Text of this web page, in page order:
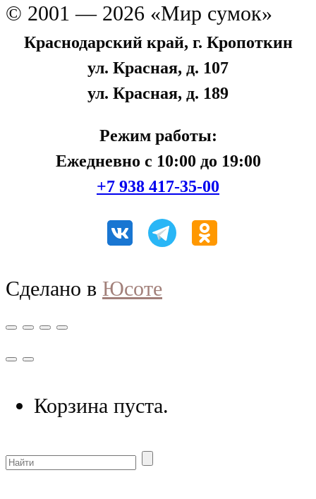
© 2001 — 2026 «Мир сумок»
Краснодарский край, г. Кропоткин
ул. Красная, д. 107
ул. Красная, д. 189
Режим работы:
Ежедневно с 10:00 до 19:00
+7 938 417-35-00
Сделано в Юсоте
Корзина пуста.